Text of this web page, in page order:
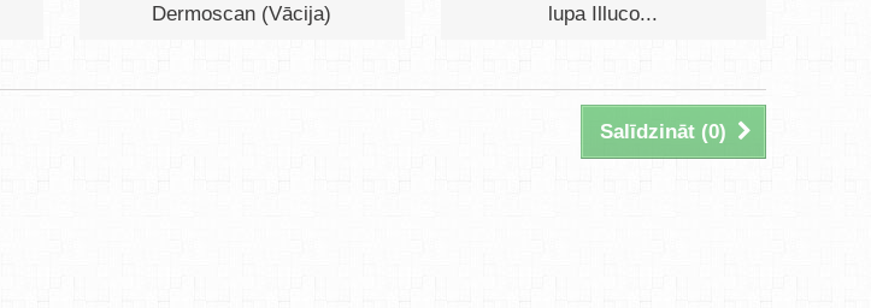
Dermoscan (Vācija)
lupa Illuco...
Salīdzināt (0)